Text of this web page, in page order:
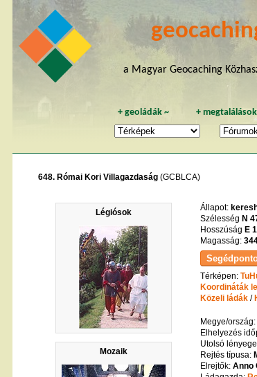
a Magyar Geocaching
+geoládák ~ + megtalálások
648. Római Kori Villagazdaság (GCBLCA)
Légiósok
Mozaik
Állapot:
Szélesség N
Hosszúság E
Magasság:
Térképen:
Koordináták
Közeli ládák/
Megye/ország:
Elhelyezés
Utolsó
Rejtés típusa:
Elrejtők: Anno